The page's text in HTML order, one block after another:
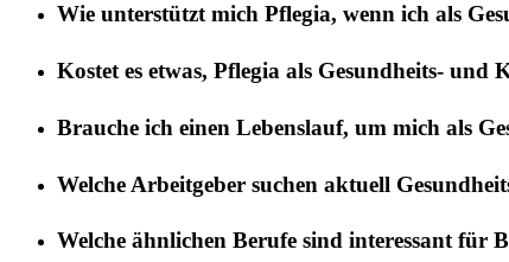
Wie unterstützt mich Pflegia, wenn ich als
Kostet es etwas, Pflegia als Gesundheits- und
Brauche ich einen Lebenslauf, um mich als
Welche Arbeitgeber suchen aktuell
Welche ähnlichen Berufe sind interessant für